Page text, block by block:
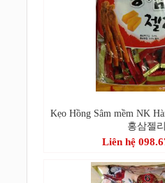
Kẹo Hồng Sâm mềm NK
홍삼젤리
Liên hệ